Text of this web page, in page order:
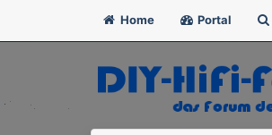
Home Portal